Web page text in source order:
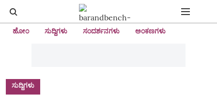
ಹೋಂ ಸುದ್ದಿಗಳು ಸಂದರ್ಶನಗಳು ಅಂಕಣಗಳು
ಸುದ್ದಿಗಳು